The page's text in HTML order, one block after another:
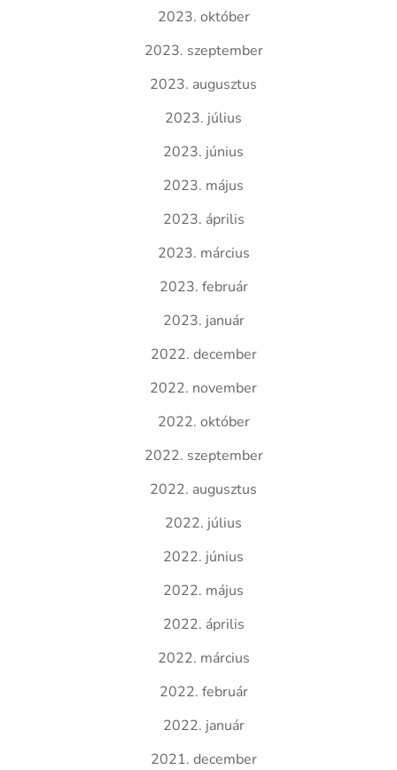
2023. október
2023. szeptember
2023. augusztus
2023. július
2023. június
2023. május
2023. április
2023. március
2023. február
2023. január
2022. december
2022. november
2022. október
2022. szeptember
2022. augusztus
2022. július
2022. június
2022. május
2022. április
2022. március
2022. február
2022. január
2021. december